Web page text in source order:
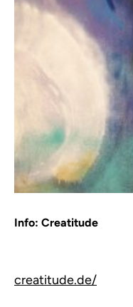
Info: Creatitude
creatitude.de/